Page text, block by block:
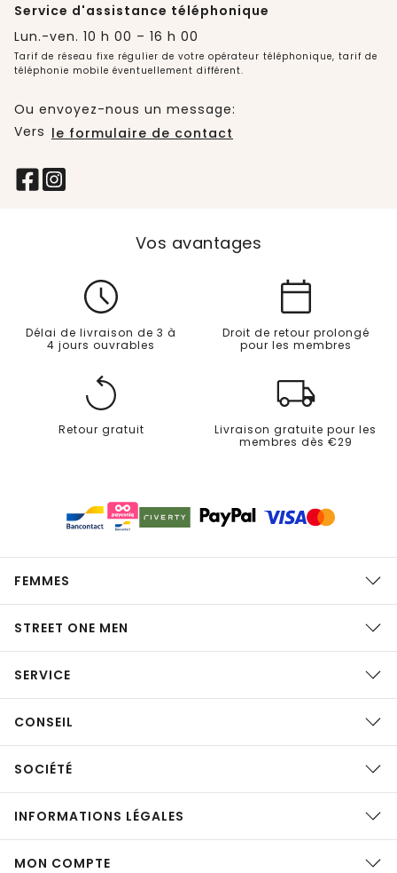
Service d'assistance téléphonique
Lun.-ven. 10 h 00 – 16 h 00
Tarif de réseau fixe régulier de votre opérateur téléphonique, tarif de
téléphonie mobile éventuellement différent.
Ou envoyez-nous un message:
Vers le formulaire de contact
Vos avantages
Délai de livraison de 3 à
4 jours ouvrables
Droit de retour prolongé
pour les membres
Retour gratuit
Livraison gratuite pour les
membres dès €29
FEMMES
STREET ONE MEN
SERVICE
CONSEIL
SOCIÉTÉ
INFORMATIONS LÉGALES
MON COMPTE